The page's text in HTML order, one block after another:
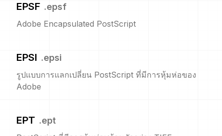
EPSF .epsf
Adobe Encapsulated PostScript
EPSI .epsi
รูปแบบการแลกเปลี่ยน PostScript ที่มีการหุ้มห่อของ
Adobe
EPT .ept